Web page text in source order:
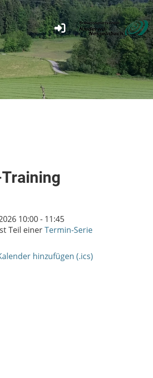
10:00 - 11:45
Teil einerTermin-Serie
hinzufügen (.ics)